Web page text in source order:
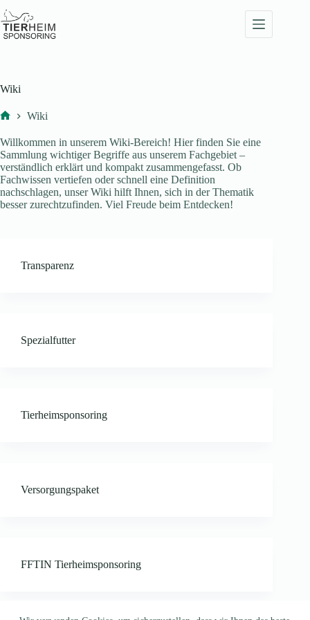
Inhalt
springen
Wiki
Wiki
Willkommen in unserem Wiki-Bereich! Hier finden Sie eine
Sammlung wichtiger Begriffe aus unserem Fachgebiet –
verständlich erklärt und kompakt zusammengefasst. Ob
Fachwissen vertiefen oder schnell eine Definition
nachschlagen, unser Wiki hilft Ihnen, sich in der Thematik
besser zurechtzufinden. Viel Freude beim Entdecken!
Transparenz
Spezialfutter
Tierheimsponsoring
Versorgungspaket
FFTIN Tierheimsponsoring